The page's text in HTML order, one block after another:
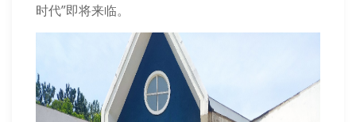
时代”即将来临。